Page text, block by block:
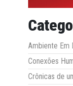
Ambiente Em
Conexões
Crônicas de